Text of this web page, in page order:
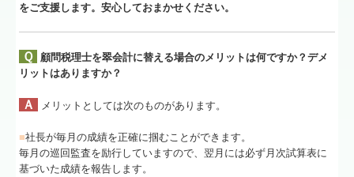
をご支援します。安心しておまかせください。
Ｑ
顧問税理士を翠会計に替える場合のメリットは何ですか？デメ
リットはありますか？
Ａ メリットとしては次のものがあります。
■社長が毎月の成績を正確に掴むことができます。
毎月の巡回監査を励行していますので、翌月には必ず月次試算表に
基づいた成績を報告します。